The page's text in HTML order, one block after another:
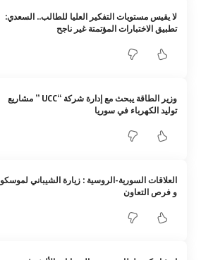
لا يقيس مستويات التفكير العليا للطالب.. السعدي:
تطبيق الاختبارات المؤتمتة غير ناجح
وزير الطاقة يبحث مع إدارة شركة “UCC ” مشاريع
توليد الكهرباء في سوريا
العلاقات السورية-الروسية : زيارة الشيباني لموسكو
و فرص التعاون